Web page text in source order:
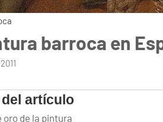
barroca en
artículo
oro de la pintura